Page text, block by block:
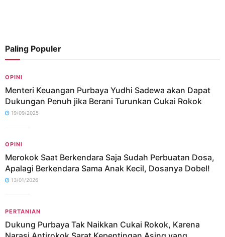
Paling Populer
OPINI
Menteri Keuangan Purbaya Yudhi Sadewa akan Dapat
Dukungan Penuh jika Berani Turunkan Cukai Rokok
19/09/2025
OPINI
Merokok Saat Berkendara Saja Sudah Perbuatan Dosa,
Apalagi Berkendara Sama Anak Kecil, Dosanya Dobel!
13/01/2026
PERTANIAN
Dukung Purbaya Tak Naikkan Cukai Rokok, Karena